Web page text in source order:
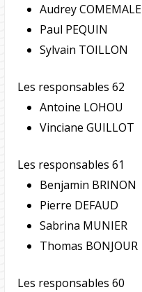
Audrey COMEMALE
Paul PEQUIN
Sylvain TOILLON
Les responsables 62
Antoine LOHOU
Vinciane GUILLOT
Les responsables 61
Benjamin BRINON
Pierre DEFAUD
Sabrina MUNIER
Thomas BONJOUR
Les responsables 60